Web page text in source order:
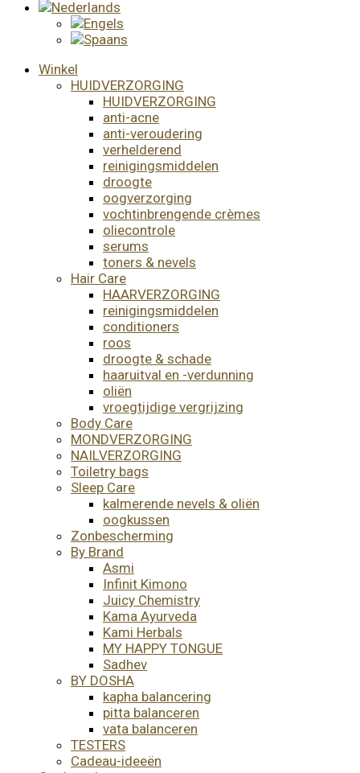
Winkel
HUIDVERZORGING
HUIDVERZORGING
anti-acne
anti-veroudering
verhelderend
reinigingsmiddelen
droogte
oogverzorging
vochtinbrengende crèmes
oliecontrole
serums
toners & nevels
Hair Care
HAARVERZORGING
reinigingsmiddelen
conditioners
roos
droogte & schade
haaruitval en -verdunning
oliën
vroegtijdige vergrijzing
Body Care
MONDVERZORGING
NAILVERZORGING
Toiletry bags
Sleep Care
kalmerende nevels & oliën
oogkussen
Zonbescherming
By Brand
Asmi
Infinit Kimono
Juicy Chemistry
Kama Ayurveda
Kami Herbals
MY HAPPY TONGUE
Sadhev
BY DOSHA
kapha balancering
pitta balanceren
vata balanceren
TESTERS
Cadeau-ideeën